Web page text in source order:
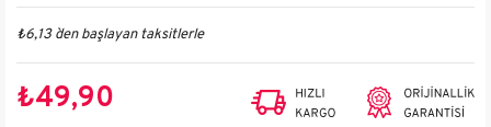
₺6,13 `den başlayan taksitlerle
₺49,90